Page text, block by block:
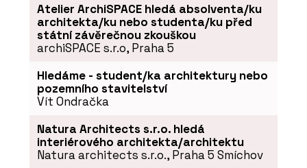
Atelier ArchiSPACE hledá absolventa/ku
architekta/ku nebo studenta/ku před
státní závěrečnou zkouškou
archiSPACE s.r.o, Praha 5
Hledáme - student/ka architektury nebo
pozemního stavitelství
Vít Ondračka
Natura Architects s.r.o. hledá
interiérového architekta/architektu
Natura architects s.r.o., Praha 5 Smíchov